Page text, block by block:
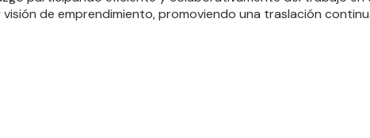
de emprendimiento, promoviendo una traslación